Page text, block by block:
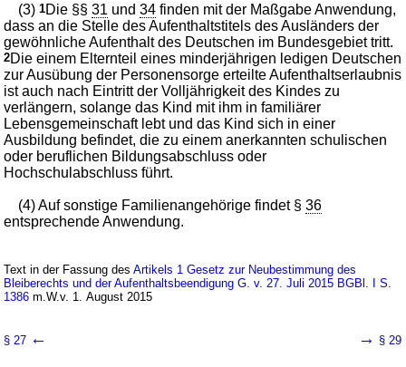
(3)1Die §§31 und34 finden mit der Maßgabe Anwendung,
dass an die Stelle des Aufenthaltstitels des Ausländers der
gewöhnliche Aufenthalt des Deutschen im Bundesgebiet tritt.
2Die einem Elternteil eines minderjährigen ledigen Deutschen
zur Ausübung der Personensorge erteilte Aufenthaltserlaubnis
ist auch nach Eintritt der Volljährigkeit des Kindes zu
verlängern, solange das Kind mit ihm in familiärer
Lebensgemeinschaft lebt und das Kind sich in einer
Ausbildung befindet, die zu einem anerkannten schulischen
oder beruflichen Bildungsabschluss oder
Hochschulabschluss führt.
(4) Auf sonstige Familienangehörige findet §36
entsprechende Anwendung.
Text in der Fassung desArtikels 1 Gesetz zur Neubestimmung des
Bleiberechts und der Aufenthaltsbeendigung G. v. 27. Juli 2015 BGBl. I S.
1386 m.W.v. 1. August 2015
§ 27 ← → § 29